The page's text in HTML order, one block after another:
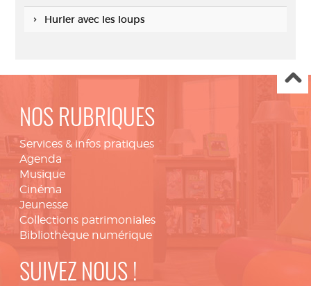
Hurler avec les loups
NOS RUBRIQUES
Services & infos pratiques
Agenda
Musique
Cinéma
Jeunesse
Collections patrimoniales
Bibliothèque numérique
SUIVEZ NOUS !